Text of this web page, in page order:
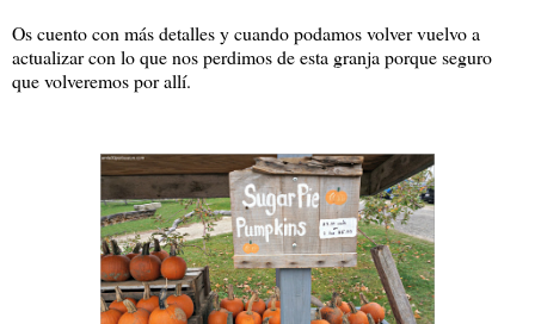
Os cuento con más detalles y cuando podamos volver vuelvo a
actualizar con lo que nos perdimos de esta granja porque seguro
que volveremos por allí.